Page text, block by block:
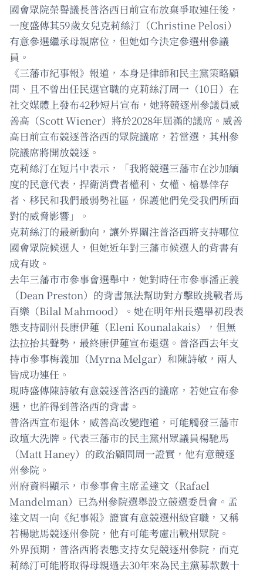
國會眾院榮譽議長普洛西日前宣布放棄爭取連任後，
一度盛傳其59歲女兒克莉絲汀（Christine Pelosi）
有意參選繼承母親席位，但她如今決定參選州參議
員。
《三藩市紀事報》報道，本身是律師和民主黨策略顧
問、且不曾出任民選官職的克莉絲汀周一（10日）在
社交媒體上發布42秒短片宣布，她將競逐州參議員威
善高（Scott Wiener）將於2028年屆滿的議席。威善
高日前宣布競逐普洛西的眾院議席，若當選，其州參
院議席將開放競逐。
克莉絲汀在短片中表示，「我將競選三藩市在沙加緬
度的民意代表，捍衛消費者權利、女權、槍暴倖存
者、移民和我們最弱勢社區，保護他們免受我們所面
對的威脅影響」。
克莉絲汀的最新動向，讓外界關注普洛西將支持哪位
國會眾院候選人，但她近年對三藩市候選人的背書有
成有敗。
去年三藩市市參事會選舉中，她對時任市參事潘正義
（Dean Preston）的背書無法幫助對方擊敗挑戰者馬
百樂（Bilal Mahmood）。她在明年州長選舉初段表
態支持副州長康伊蓮（Eleni Kounalakais），但無
法拉抬其聲勢，最終康伊蓮宣布退選。普洛西去年支
持市參事梅義加（Myrna Melgar）和陳詩敏，兩人
皆成功連任。
現時盛傳陳詩敏有意競逐普洛西的議席，若她宣布參
選，也許得到普洛西的背書。
普洛西宣布退休，威善高改變跑道，可能觸發三藩市
政壇大洗牌。代表三藩市的民主黨州眾議員楊馳馬
（Matt Haney）的政治顧問周一證實，他有意競逐
州參院。
州府資料顯示，市參事會主席孟達文（Rafael
Mandelman）已為州參院選舉設立競選委員會。孟
達文周一向《紀事報》證實有意競選州級官職，又稱
若楊馳馬競逐州參院，他有可能考慮出戰州眾院。
外界預期，普洛西將表態支持女兒競逐州參院，而克
莉絲汀可能將取得母親過去30年來為民主黨募款數十